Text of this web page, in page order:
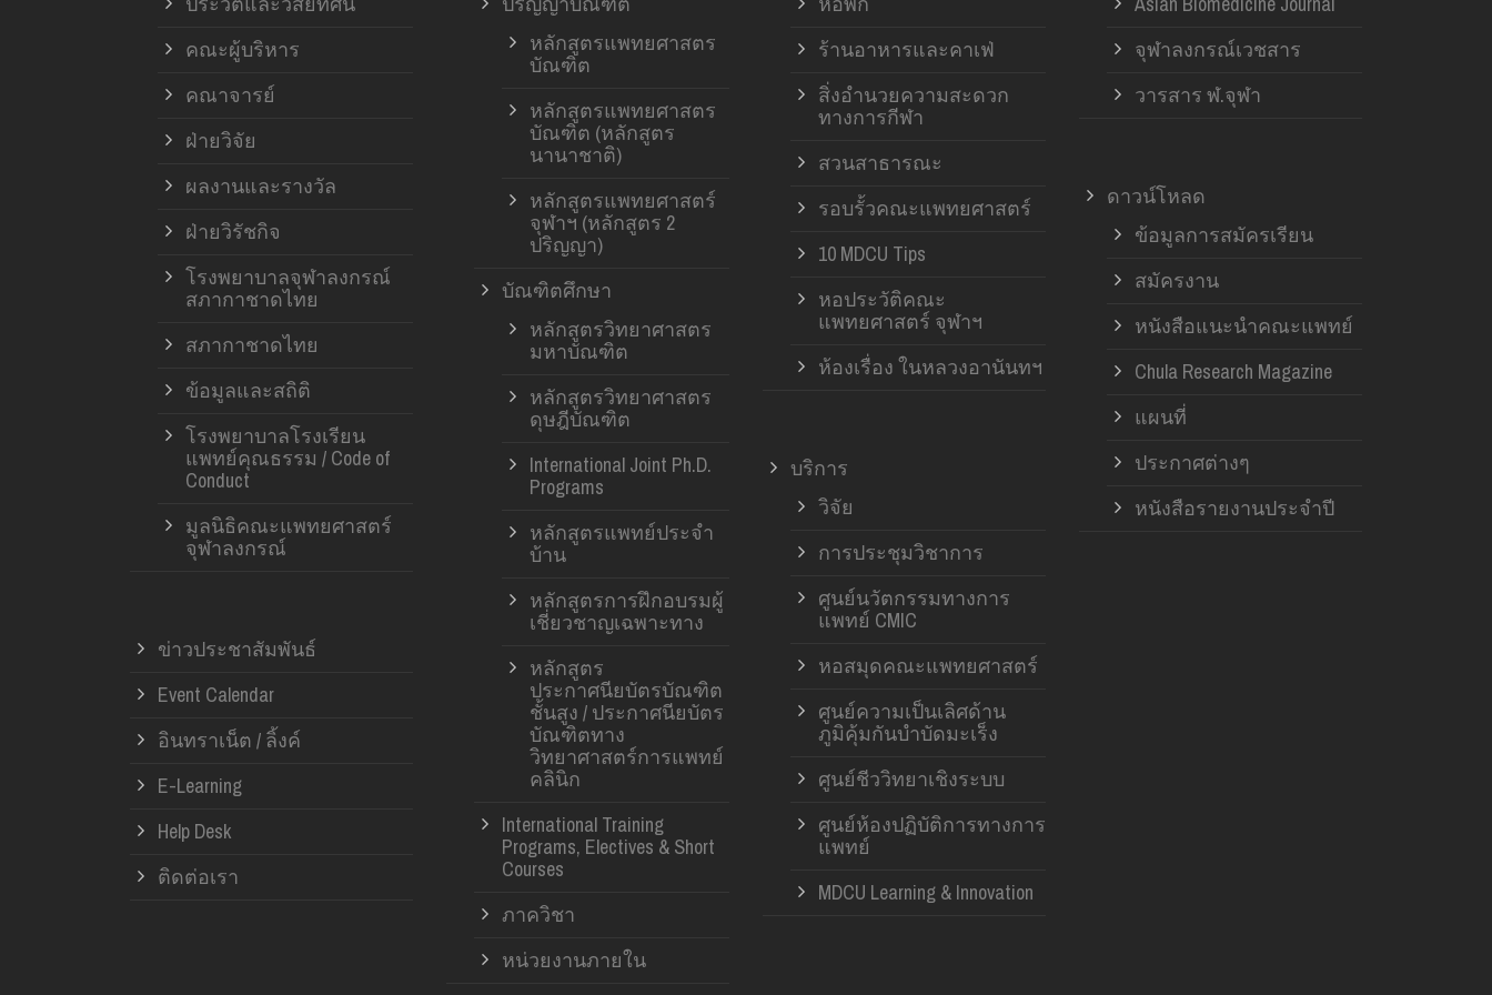
คณะผู้บริหาร
คณาจารย์
ฝ่ายวิจัย
ผลงานและรางวัล
ฝ่ายวิรัชกิจ
โรงพยาบาลจุฬาลงกรณ์
สภากาชาดไทย
สภากาชาดไทย
ข้อมูลและสถิติ
โรงพยาบาลโรงเรียน
แพทย์คุณธรรม / Code of
Conduct
มูลนิธิคณะแพทยศาสตร์
จุฬาลงกรณ์
ข่าวประชาสัมพันธ์
Event Calendar
อินทราเน็ต / ลิ้งค์
E-Learning
Help Desk
ติดต่อเรา
หลักสูตรแพทยศาสตร
บัณฑิต
หลักสูตรแพทยศาสตร
บัณฑิต (หลักสูตร
นานาชาติ)
หลักสูตรแพทยศาสตร์
จุฬาฯ (หลักสูตร 2
ปริญญา)
บัณฑิตศึกษา
หลักสูตรวิทยาศาสตร
มหาบัณฑิต
หลักสูตรวิทยาศาสตร
ดุษฎีบัณฑิต
International Joint Ph.D.
Programs
หลักสูตรแพทย์ประจำ
บ้าน
หลักสูตรการฝึกอบรมผู้
เชี่ยวชาญเฉพาะทาง
หลักสูตร
ประกาศนียบัตรบัณฑิต
ชั้นสูง / ประกาศนียบัตร
บัณฑิตทาง
วิทยาศาสตร์การแพทย์
คลินิก
International Training
Programs, Electives & Short
Courses
ภาควิชา
หน่วยงานภายใน
ร้านอาหารและคาเฟ่
สิ่งอำนวยความสะดวก
ทางการกีฬา
สวนสาธารณะ
รอบรั้วคณะแพทยศาสตร์
10 MDCU Tips
หอประวัติคณะ
แพทยศาสตร์ จุฬาฯ
ห้องเรื่อง ในหลวงอานันทฯ
บริการ
วิจัย
การประชุมวิชาการ
ศูนย์นวัตกรรมทางการ
แพทย์ CMIC
หอสมุดคณะแพทยศาสตร์
ศูนย์ความเป็นเลิศด้าน
ภูมิคุ้มกันบำบัดมะเร็ง
ศูนย์ชีววิทยาเชิงระบบ
ศูนย์ห้องปฏิบัติการทางการ
แพทย์
MDCU Learning & Innovation
จุฬาลงกรณ์เวชสาร
วารสาร ฬ.จุฬา
ดาวน์โหลด
ข้อมูลการสมัครเรียน
สมัครงาน
หนังสือแนะนำคณะแพทย์
Chula Research Magazine
แผนที่
ประกาศต่างๆ
หนังสือรายงานประจำปี